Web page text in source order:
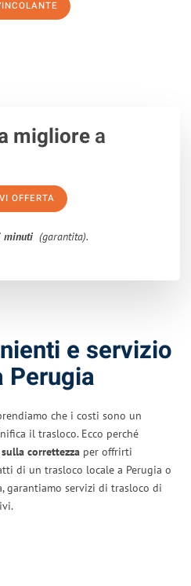
migliorea
OFFERTA
minuti (garantita).
e servizio
Perugia
che i costi sono un
il trasloco. Ecco perché
correttezza per offrirti
di un trasloco locale a Perugia o
garantiamo servizi di trasloco di